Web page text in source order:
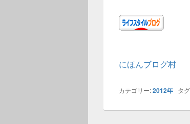
にほんブログ村
カテゴリー:2012年 タ